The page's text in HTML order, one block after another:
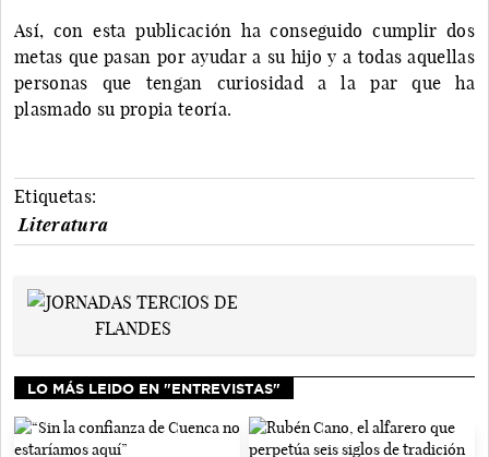
Así, con esta publicación ha conseguido cumplir dos
metas que pasan por ayudar a su hijo y a todas aquellas
personas que tengan curiosidad a la par que ha
plasmado su propia teoría.
Etiquetas:
Literatura
LO MÁS LEIDO EN "ENTREVISTAS"